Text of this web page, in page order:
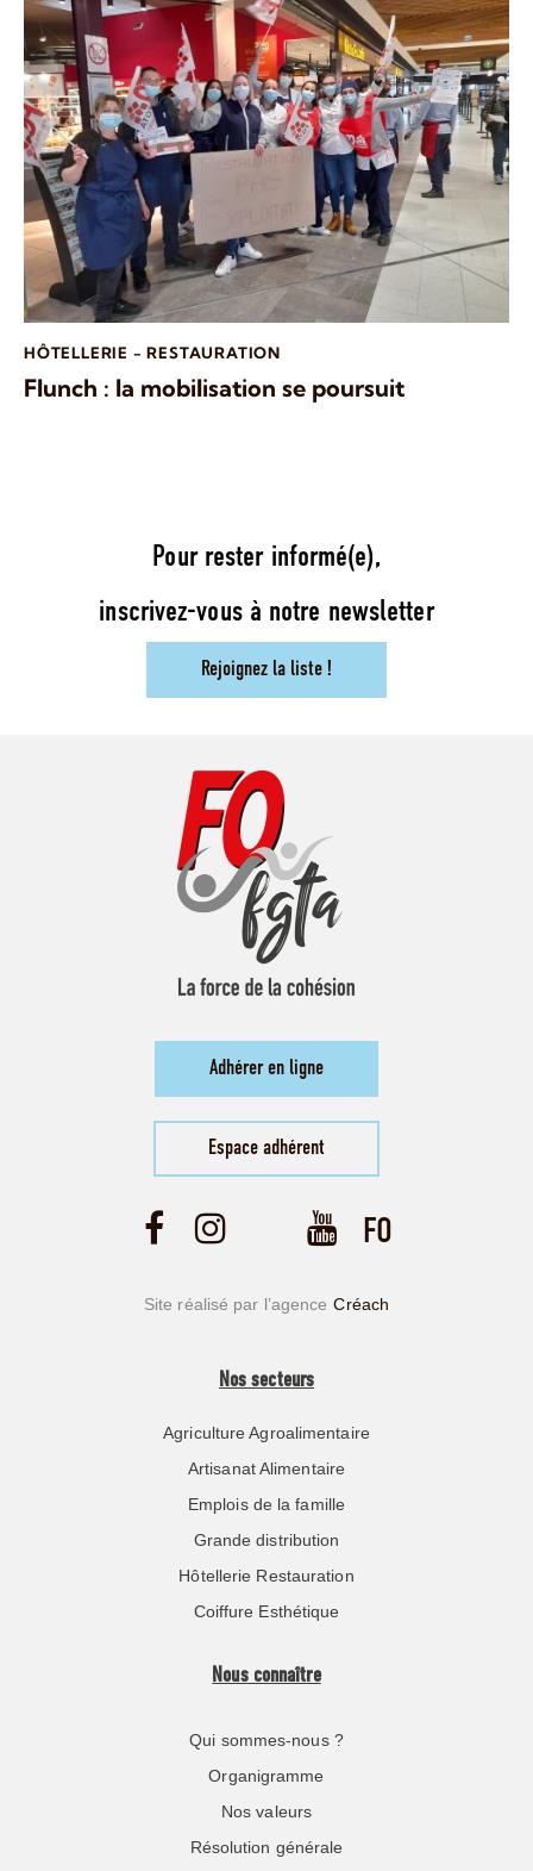
HÔTELLERIE - RESTAURATION
Flunch : la mobilisation se poursuit
Pour rester informé(e),
inscrivez-vous à notre newsletter
Rejoignez la liste !
Adhérer en ligne
Espace adhérent
Site réalisé par l’agence Créach
Nos secteurs
Agriculture Agroalimentaire
Artisanat Alimentaire
Emplois de la famille
Grande distribution
Hôtellerie Restauration
Coiffure Esthétique
Nous connaître
Qui sommes-nous ?
Organigramme
Nos valeurs
Résolution générale